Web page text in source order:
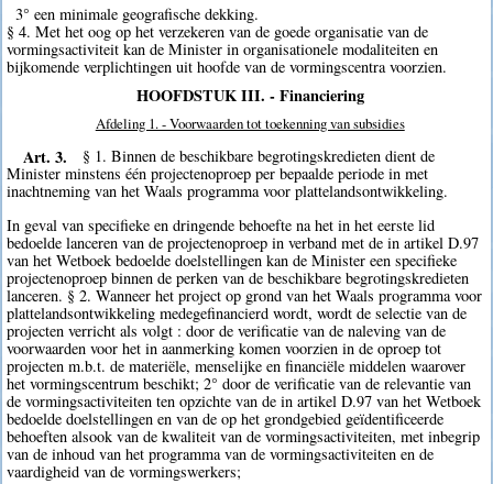
3° een minimale geografische dekking.
§ 4. Met het oog op het verzekeren van de goede organisatie van de
vormingsactiviteit kan de Minister in organisationele modaliteiten en
bijkomende verplichtingen uit hoofde van de vormingscentra voorzien.
HOOFDSTUK III. - Financiering
Afdeling 1. - Voorwaarden tot toekenning van subsidies
Art. 3.
§ 1. Binnen de beschikbare begrotingskredieten dient de
Minister minstens één projectenoproep per bepaalde periode in met
inachtneming van het Waals programma voor plattelandsontwikkeling.
In geval van specifieke en dringende behoefte na het in het eerste lid
bedoelde lanceren van de projectenoproep in verband met de in artikel D.97
van het Wetboek bedoelde doelstellingen kan de Minister een specifieke
projectenoproep binnen de perken van de beschikbare begrotingskredieten
lanceren. § 2. Wanneer het project op grond van het Waals programma voor
plattelandsontwikkeling medegefinancierd wordt, wordt de selectie van de
projecten verricht als volgt : door de verificatie van de naleving van de
voorwaarden voor het in aanmerking komen voorzien in de oproep tot
projecten m.b.t. de materiële, menselijke en financiële middelen waarover
het vormingscentrum beschikt; 2° door de verificatie van de relevantie van
de vormingsactiviteiten ten opzichte van de in artikel D.97 van het Wetboek
bedoelde doelstellingen en van de op het grondgebied geïdentificeerde
behoeften alsook van de kwaliteit van de vormingsactiviteiten, met inbegrip
van de inhoud van het programma van de vormingsactiviteiten en de
vaardigheid van de vormingswerkers;